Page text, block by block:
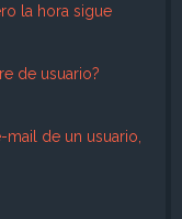
la hora sigue
de usuario?
de un usuario,